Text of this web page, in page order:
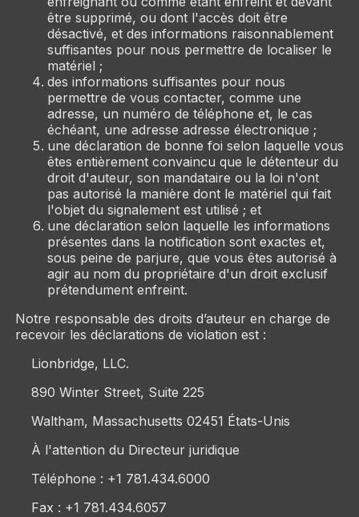
être supprimé, ou dont l'accès doit être
désactivé, et des informations raisonnablement
suffisantes pour nous permettre de localiser le
matériel ;
des informations suffisantes pour nous
permettre de vous contacter, comme une
adresse, un numéro de téléphone et, le cas
échéant, une adresse adresse électronique ;
une déclaration de bonne foi selon laquelle vous
êtes entièrement convaincu que le détenteur du
droit d'auteur, son mandataire ou la loi n'ont
pas autorisé la manière dont le matériel qui fait
l'objet du signalement est utilisé ; et
une déclaration selon laquelle les informations
présentes dans la notification sont exactes et,
sous peine de parjure, que vous êtes autorisé à
agir au nom du propriétaire d'un droit exclusif
prétendument enfreint.
Notre responsable des droits d’auteur en charge de
recevoir les déclarations de violation est :
Lionbridge, LLC.
890 Winter Street, Suite 225
Waltham, Massachusetts 02451 États-Unis
À l'attention du Directeur juridique
Téléphone : +1 781.434.6000
Fax : +1 781.434.6057